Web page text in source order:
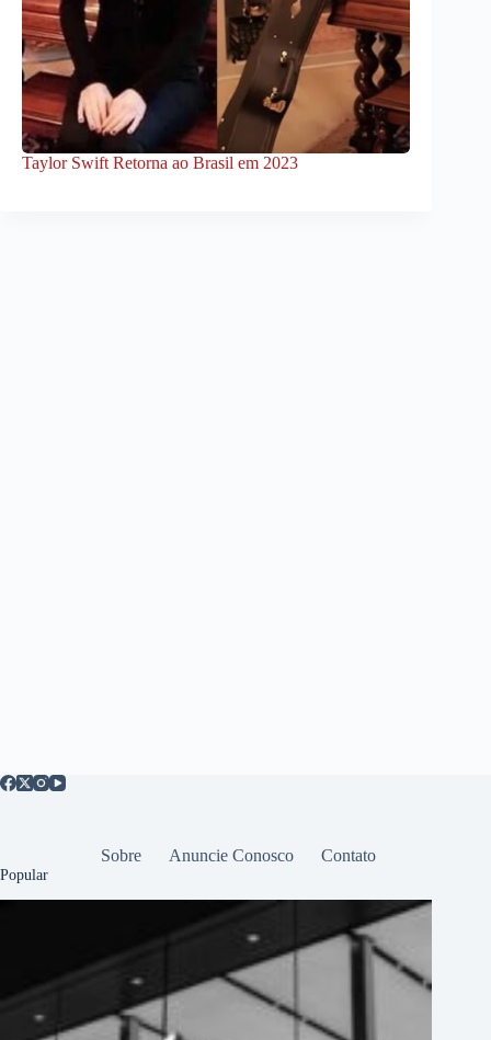
Taylor Swift Retorna ao Brasil em 2023
Sobre Anuncie Conosco Contato
Popular